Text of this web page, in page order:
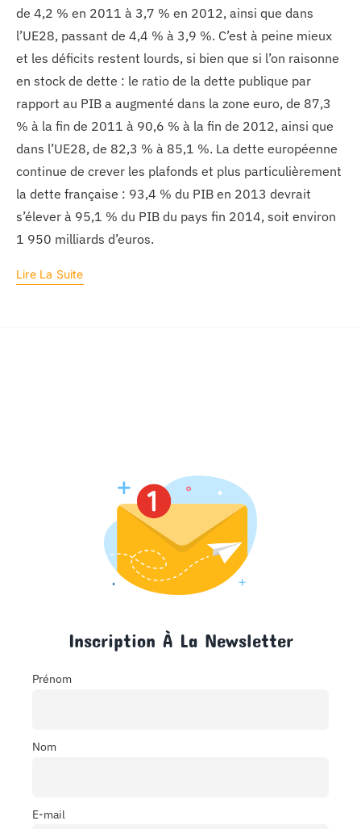
de 4,2 % en 2011 à 3,7 % en 2012, ainsi que dans
l’UE28, passant de 4,4 % à 3,9 %. C’est à peine mieux
et les déficits restent lourds, si bien que si l’on raisonne
en stock de dette : le ratio de la dette publique par
rapport au PIB a augmenté dans la zone euro, de 87,3
% à la fin de 2011 à 90,6 % à la fin de 2012, ainsi que
dans l’UE28, de 82,3 % à 85,1 %. La dette européenne
continue de crever les plafonds et plus particulièrement
la dette française : 93,4 % du PIB en 2013 devrait
s’élever à 95,1 % du PIB du pays fin 2014, soit environ
1 950 milliards d’euros.
Lire La Suite
Inscription À La Newsletter
Prénom
Nom
E-mail